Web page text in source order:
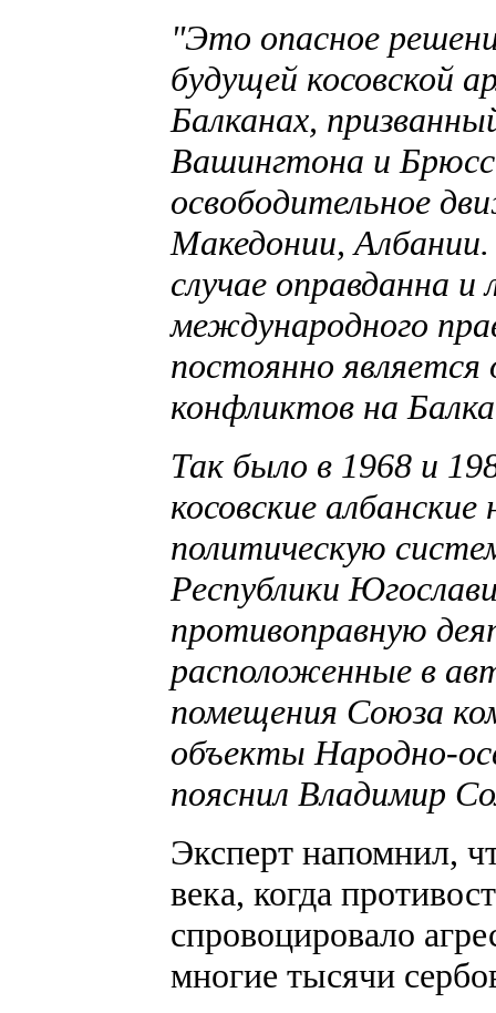
"Это опасное
будущей косовской
Балканах,
Вашингтона и
освободительное
Македонии,
случае оправданна и
международного
постоянно является
конфликтов на
Так было в 1968 и
косовские
политическую
Республики
противоправную
расположенные в
помещения Союза
объекты Народно-
пояснил Владимир
Эксперт напомнил,
века, когда
спровоцировало
многие тысячи